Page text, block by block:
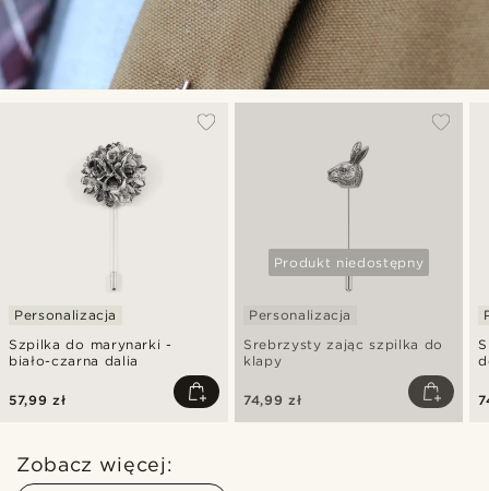
Szpilka do marynarki -
biało-czarna dalia
Personalizacja
57,99 zł
Produkt niedostępny
Srebrzysty zając szpilka do
klapy
Personalizacja
74,99 zł
Zobacz więcej: